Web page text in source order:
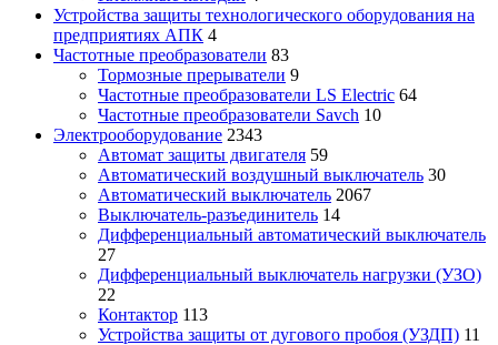
Устройства защиты технологического оборудования на
предприятиях АПК 4
Частотные преобразователи 83
Тормозные прерыватели 9
Частотные преобразователи LS Electric 64
Частотные преобразователи Savch 10
Электрооборудование 2343
Автомат защиты двигателя 59
Автоматический воздушный выключатель 30
Автоматический выключатель 2067
Выключатель-разъединитель 14
Дифференциальный автоматический выключатель
27
Дифференциальный выключатель нагрузки (УЗО)
22
Контактор 113
Устройства защиты от дугового пробоя (УЗДП) 11